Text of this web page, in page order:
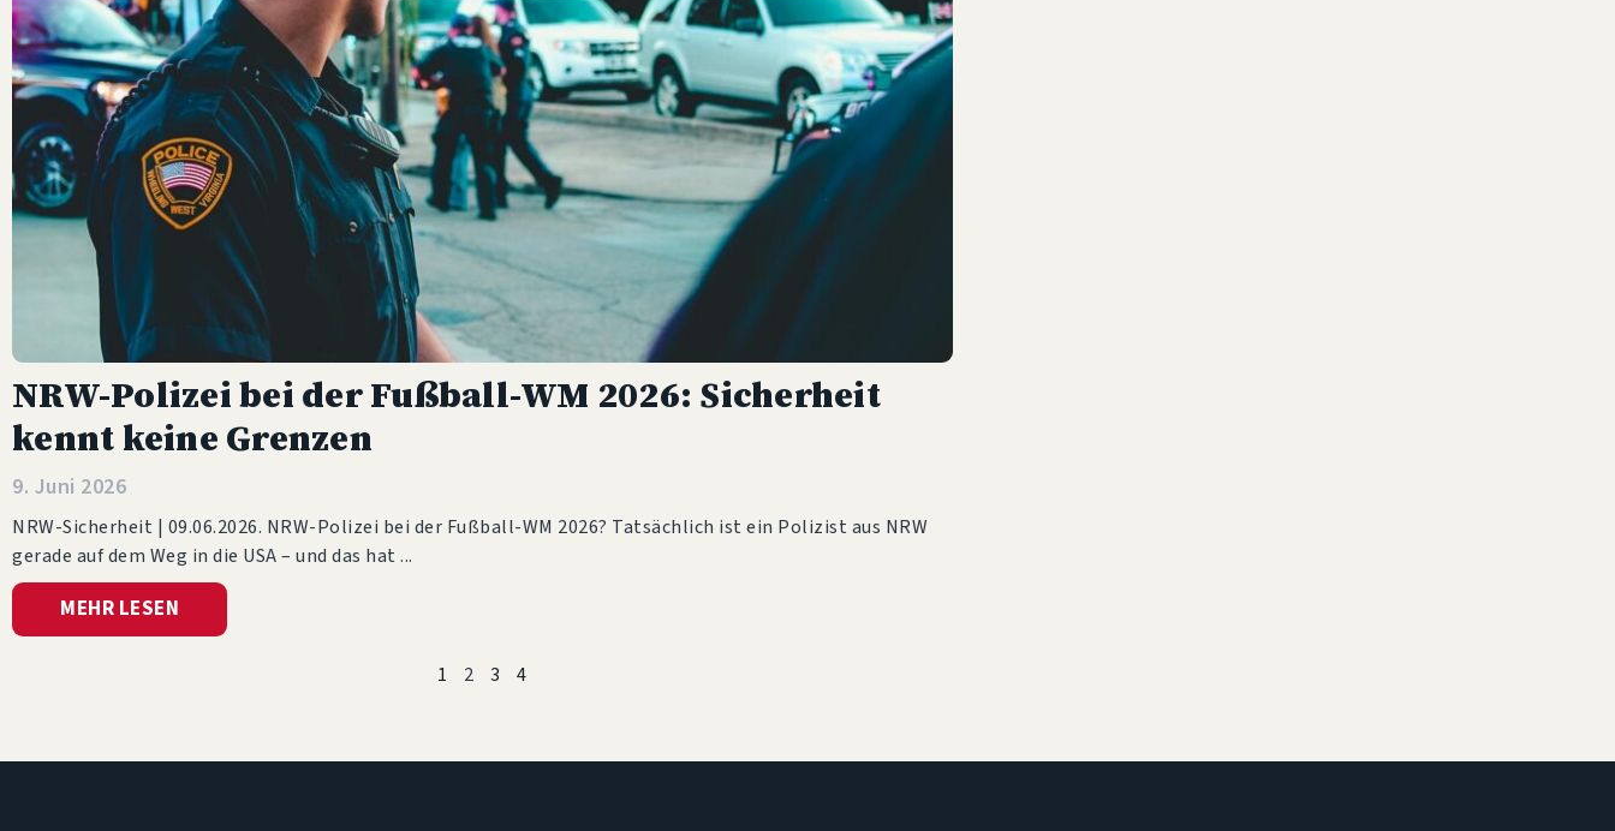
NRW-Polizei bei der Fußball-WM 2026: Sicherheit
kennt keine Grenzen
9. Juni 2026
NRW-Sicherheit | 09.06.2026. NRW-Polizei bei der Fußball-WM 2026? Tatsächlich ist ein Polizist aus NRW
gerade auf dem Weg in die USA – und das hat
MEHR LESEN
1 2 3 4